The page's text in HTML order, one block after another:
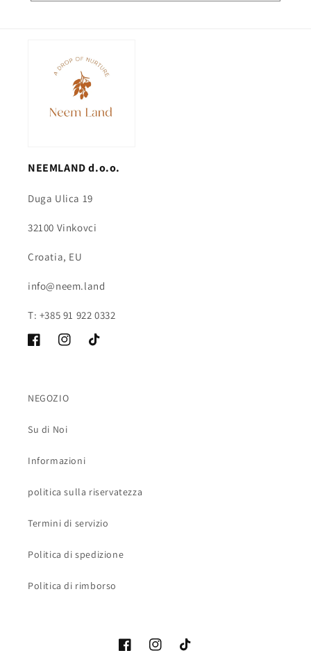
NEEMLAND d.o.o.
Duga Ulica 19
32100 Vinkovci
Croatia, EU
info@neem.land
T: +385 91 922 0332
FacebookInstagramTikTok
NEGOZIO
Su di Noi
Informazioni
politica sulla riservatezza
Termini di servizio
Politica di spedizione
Politica di rimborso